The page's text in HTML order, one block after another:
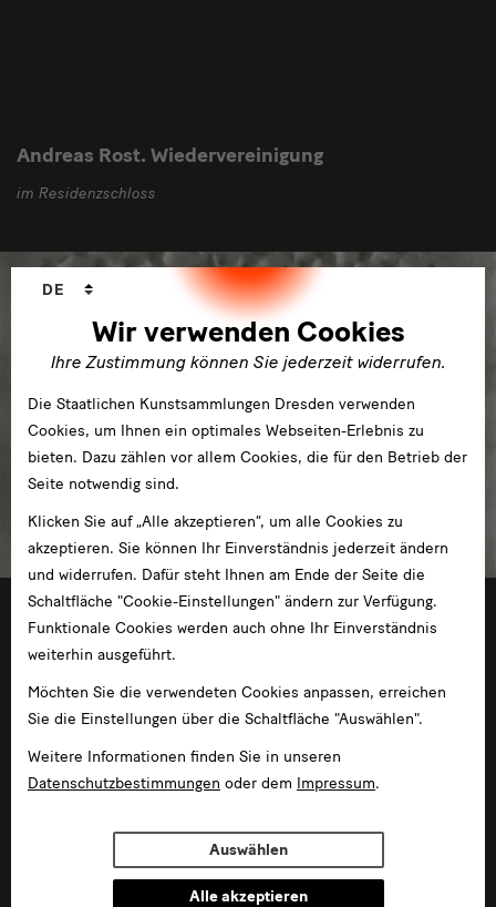
Andreas Rost. Wiedervereinigung
im Residenzschloss
02.10.2020 —01.11.2020
im Residenzschloss
Wir verwenden Cookies
Ihre Zustimmung können Sie jederzeit widerrufen.
DE
Die Staatlichen Kunstsammlungen Dresden verwenden
Cookies, um Ihnen ein optimales Webseiten-Erlebnis zu
bieten. Dazu zählen vor allem Cookies, die für den Betrieb der
Seite notwendig sind.
Klicken Sie auf „Alle akzeptieren“, um alle Cookies zu
akzeptieren. Sie können Ihr Einverständnis jederzeit ändern
und widerrufen. Dafür steht Ihnen am Ende der Seite die
Schaltfläche "Cookie-Einstellungen" ändern zur Verfügung.
Funktionale Cookies werden auch ohne Ihr Einverständnis
weiterhin ausgeführt.
Möchten Sie die verwendeten Cookies anpassen, erreichen
Sie die Einstellungen über die Schaltfläche "Auswählen".
Weitere Informationen finden Sie in unseren
Datenschutzbestimmungen oder dem Impressum.
Auswählen
Alle akzeptieren